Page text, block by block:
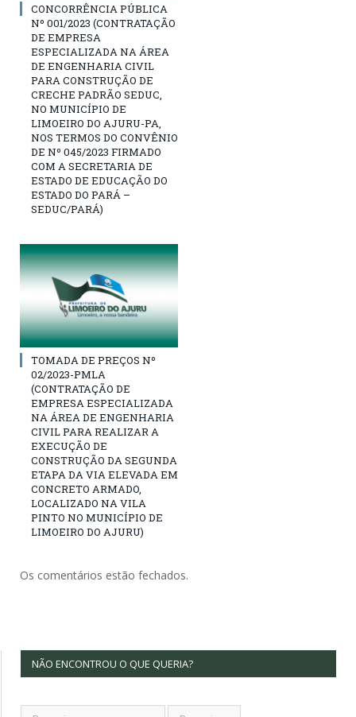
CONCORRÊNCIA PÚBLICA
Nº 001/2023 (CONTRATAÇÃO
DE EMPRESA
ESPECIALIZADA NA ÁREA
DE ENGENHARIA CIVIL
PARA CONSTRUÇÃO DE
CRECHE PADRÃO SEDUC,
NO MUNICÍPIO DE
LIMOEIRO DO AJURU-PA,
NOS TERMOS DO CONVÊNIO
DE Nº 045/2023 FIRMADO
COM A SECRETARIA DE
ESTADO DE EDUCAÇÃO DO
ESTADO DO PARÁ –
SEDUC/PARÁ)
TOMADA DE PREÇOS Nº
02/2023-PMLA
(CONTRATAÇÃO DE
EMPRESA ESPECIALIZADA
NA ÁREA DE ENGENHARIA
CIVIL PARA REALIZAR A
EXECUÇÃO DE
CONSTRUÇÃO DA SEGUNDA
ETAPA DA VIA ELEVADA EM
CONCRETO ARMADO,
LOCALIZADO NA VILA
PINTO NO MUNICÍPIO DE
LIMOEIRO DO AJURU)
Os comentários estão fechados.
NÃO ENCONTROU O QUE QUERIA?